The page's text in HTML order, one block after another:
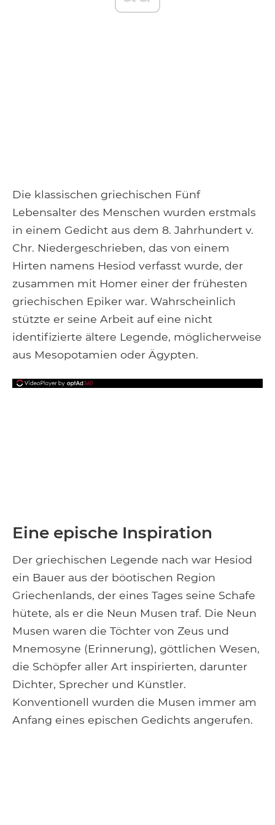
Die klassischen griechischen Fünf
Lebensalter des Menschen wurden erstmals
in einem Gedicht aus dem 8. Jahrhundert v.
Chr. Niedergeschrieben, das von einem
Hirten namens Hesiod verfasst wurde, der
zusammen mit Homer einer der frühesten
griechischen Epiker war. Wahrscheinlich
stützte er seine Arbeit auf eine nicht
identifizierte ältere Legende, möglicherweise
aus Mesopotamien oder Ägypten.
Eine epische Inspiration
Der griechischen Legende nach war Hesiod
ein Bauer aus der böotischen Region
Griechenlands, der eines Tages seine Schafe
hütete, als er die Neun Musen traf. Die Neun
Musen waren die Töchter von Zeus und
Mnemosyne (Erinnerung), göttlichen Wesen,
die Schöpfer aller Art inspirierten, darunter
Dichter, Sprecher und Künstler.
Konventionell wurden die Musen immer am
Anfang eines epischen Gedichts angerufen.